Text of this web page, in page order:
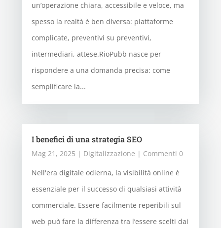
un’operazione chiara, accessibile e veloce, ma
spesso la realtà è ben diversa: piattaforme
complicate, preventivi su preventivi,
intermediari, attese.RioPubb nasce per
rispondere a una domanda precisa: come
semplificare la...
I benefici di una strategia SEO
Mag 21, 2025 | Digitalizzazione | Commenti 0
Nell'era digitale odierna, la visibilità online è
essenziale per il successo di qualsiasi attività
commerciale. Essere facilmente reperibili sul
web può fare la differenza tra l’essere scelti dai